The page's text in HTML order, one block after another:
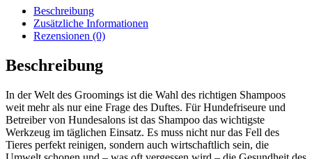
Beschreibung
Zusätzliche Informationen
Rezensionen (0)
Beschreibung
In der Welt des Groomings ist die Wahl des richtigen Shampoos
weit mehr als nur eine Frage des Duftes. Für Hundefriseure und
Betreiber von Hundesalons ist das Shampoo das wichtigste
Werkzeug im täglichen Einsatz. Es muss nicht nur das Fell des
Tieres perfekt reinigen, sondern auch wirtschaftlich sein, die